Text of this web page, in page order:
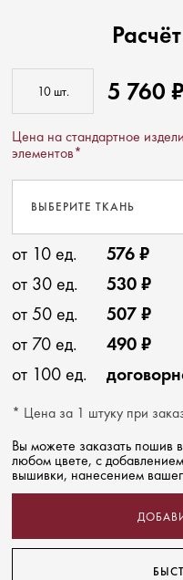
5 760 ₽
Цена на стандартное
элементов*
ВЫБЕРИТЕ ТКАНЬ
от 10 ед.
576 ₽
от 30 ед.
530 ₽
от 50 ед.
507 ₽
от 70 ед.
490 ₽
от 100 ед.
* Цена за 1 штуку при
Вы можете заказать пошив
любом цвете, с
вышивки, нанесением